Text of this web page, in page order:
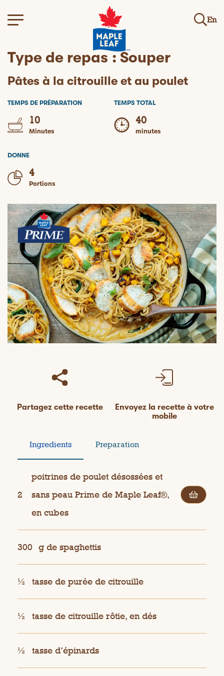
En
Type de repas : Souper
Pâtes à la citrouille et au poulet
TEMPS DE PRÉPARATION
10
Minutes
TEMPS TOTAL
40
minutes
DONNE
4
Portions
Partagez cette recette
Envoyez la recette à votre
mobile
Ingredients Preparation
2
poitrines de poulet désossées et
sans peau Prime de Maple Leaf®,
en cubes
300 g de spaghettis
½ tasse de purée de citrouille
½ tasse de citrouille rôtie, en dés
½ tasse d’épinards